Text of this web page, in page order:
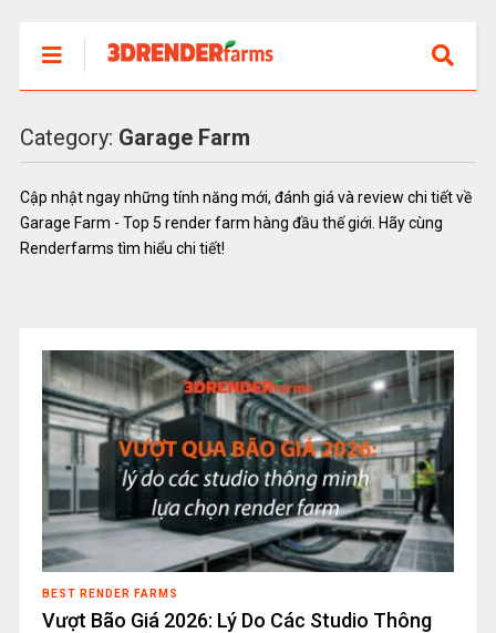
Category: Garage Farm
Cập nhật ngay những tính năng mới, đánh giá và review chi tiết về
Garage Farm - Top 5 render farm hàng đầu thế giới. Hãy cùng
Renderfarms tìm hiểu chi tiết!
BEST RENDER FARMS
Vượt Bão Giá 2026: Lý Do Các Studio Thông